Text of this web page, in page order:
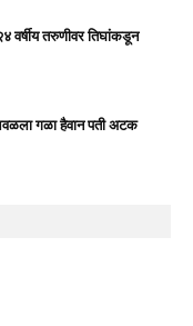
वर्षीय तरुणीवर तिघांकडून
गळा हैवान पती अटक